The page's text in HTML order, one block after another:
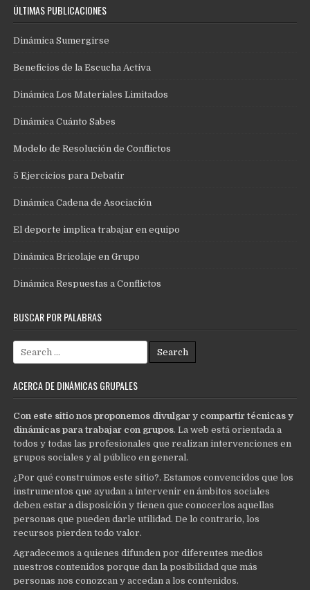
ÚLTIMAS PUBLICACIONES
Dinámica Sumergirse
Beneficios de la Escucha Activa
Dinámica Los Materiales Limitados
Dinámica Cuánto Sabes
Modelo de Resolución de Conflictos
5 Ejercicios para Debatir
Dinámica Cadena de Asociación
El deporte implica trabajar en equipo
Dinámica Bricolaje en Grupo
Dinámica Respuestas a Conflictos
BUSCAR POR PALABRAS
Search
for:
ACERCA DE DINÁMICAS GRUPALES
Con este sitio nos proponemos divulgar y compartir técnicas y
dinámicas para trabajar con grupos. La web está orientada a
todos y todas las profesionales que realizan intervenciones en
grupos sociales y al público en general.
¿Por qué construimos este sitio?. Estamos convencidos que los
instrumentos que ayudan a intervenir en ámbitos sociales
deben estar a disposición y tienen que conocerlos aquellas
personas que pueden darle utilidad. De lo contrario, los
recursos pierden todo valor.
Agradecemos a quienes difunden por diferentes medios
nuestros contenidos porque dan la posibilidad que más
personas nos conozcan y accedan a los contenidos.